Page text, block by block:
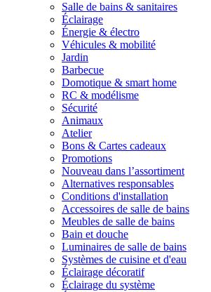
Salle de bains & sanitaires
Éclairage
Énergie & électro
Véhicules & mobilité
Jardin
Barbecue
Domotique & smart home
RC & modélisme
Sécurité
Animaux
Atelier
Bons & Cartes cadeaux
Promotions
Nouveau dans l’assortiment
Alternatives responsables
Conditions d'installation
Accessoires de salle de bains
Meubles de salle de bains
Bain et douche
Luminaires de salle de bains
Systèmes de cuisine et d'eau
Éclairage décoratif
Éclairage du système